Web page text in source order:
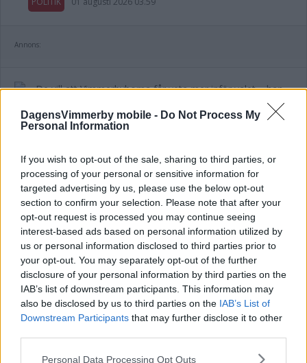
DagensVimmerby mobile - Do Not Process My
Personal Information
If you wish to opt-out of the sale, sharing to third parties, or
processing of your personal or sensitive information for
targeted advertising by us, please use the below opt-out
section to confirm your selection. Please note that after your
opt-out request is processed you may continue seeing
interest-based ads based on personal information utilized by
us or personal information disclosed to third parties prior to
your opt-out. You may separately opt-out of the further
disclosure of your personal information by third parties on the
IAB’s list of downstream participants. This information may
also be disclosed by us to third parties on the IAB’s List of
Downstream Participants that may further disclose it to other
Please note that this website/app uses one or more Google
Personal Data Processing Opt Outs
Annons:
De vill att Vimmerbyborna får veta mer
28 juli 2026 15.00
Hilda Helmersson (C) om våld i ungas
nära relationer: "Mörkertalet är stort”
POLITIK 22 juli 2026 18.00